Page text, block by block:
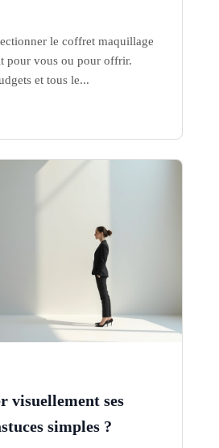
le coffret maquillage
pour vous ou pour offrir.
et tous le...
visuellement ses
simples ?